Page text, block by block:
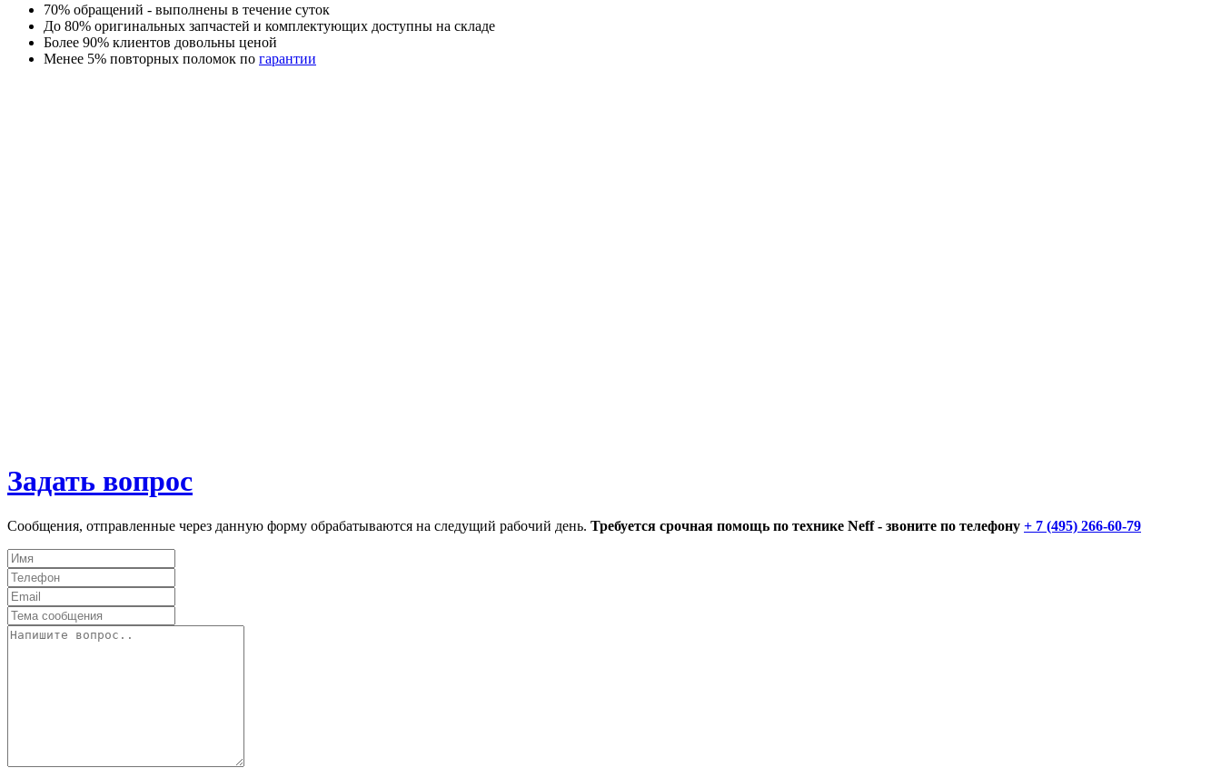
70% обращений - выполнены в течение суток
До 80% оригинальных запчастей и комплектующих доступны на складе
Более 90% клиентов довольны ценой
Менее 5% повторных поломок по гарантии
Задать вопрос
Сообщения, отправленные через данную форму обрабатываются на следущий рабочий день. Требуется срочная помощь по технике Neff - звоните по телефону + 7 (495) 266-60-79